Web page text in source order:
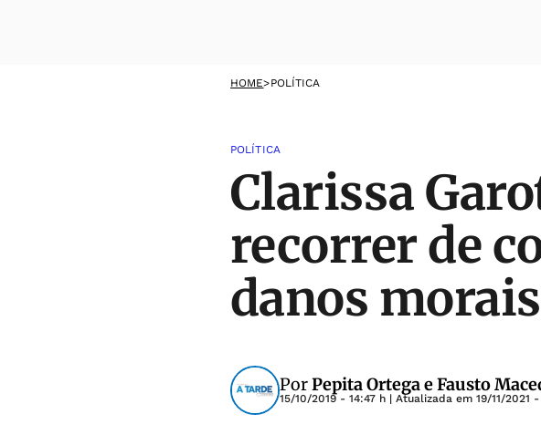
HOME>POLÍTICA
POLÍTICA
Clarissa
recorrer de
danos
PorPepita Ortega e Fausto
15/10/2019 - 14:47 h | Atualizada em 19/11/2021 -